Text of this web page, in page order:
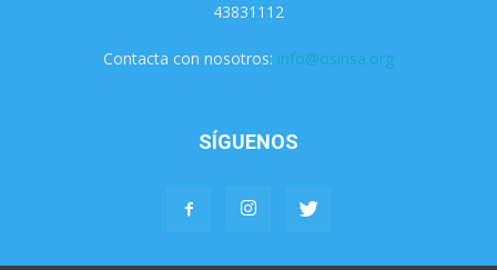
43831112
Contacta con nosotros: info@osinsa.org
SÍGUENOS